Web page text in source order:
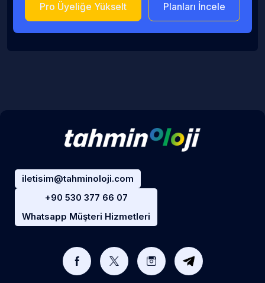
Pro Üyeliğe Yükselt Planları İncele
iletisim@tahminoloji.com
+90 530 377 66 07
Whatsapp Müşteri Hizmetleri